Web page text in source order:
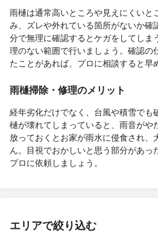
雨樋は通常高いところや見えにくいと
み、ズレや外れている箇所がないか確
分で無理に確認するとケガをしてしま
理のない範囲で行いましょう。確認の
たことがあれば、プロに相談すると早
雨樋掃除・修理のメリット
経年劣化だけでなく、台風や積雪でも
樋が壊れてしまっていると、雨音がや
放っておくとお家が雨水に侵食され、
ん。目視でおかしいと思う部分があっ
プロに依頼しましょう。
エリアで絞り込む